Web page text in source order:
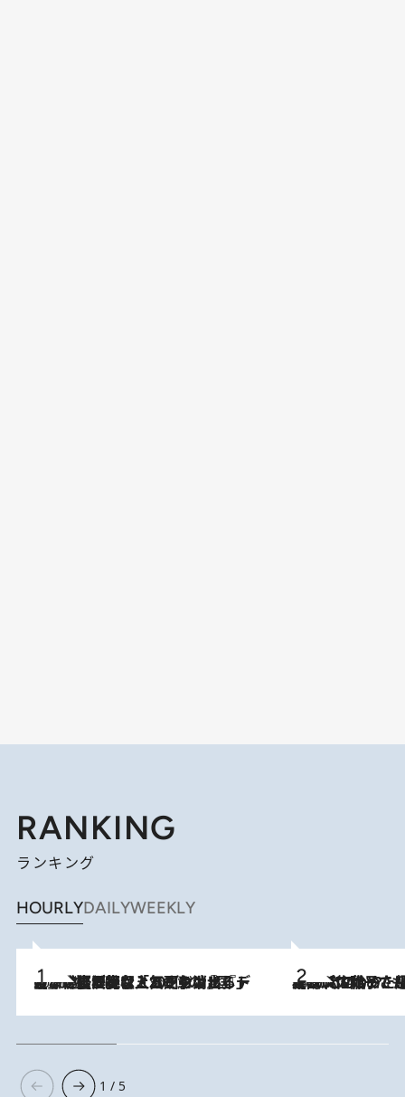
RANKING
ランキング
HOURLYDAILYWEEKLY
2026.8.5
【なぜ吉沢亮は「気配を消せる」のか？】興行収入208億の『国宝』を経て挑むミュージカル『ディア・エヴァン・ハンセン』。トップ俳優が舞台上でさらけ出した“孤独”とは 2026.8.5
【阿川佐和子さんの年とる力】なぜ70代で始めた趣味は“こんなに楽しい”のか？ ピアノ、俳句…スランプに陥っても続けられる“ある秘訣”とは
1 / 5